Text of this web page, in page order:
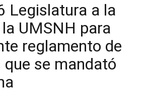
Legislatura a la
UMSNH para
reglamento de
que se mandató